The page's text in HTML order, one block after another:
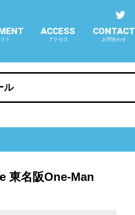
ト
ACCESS
アクセス
CONTACT
お問合わせ
ル
東名阪One-Man